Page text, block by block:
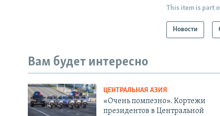
This item is part
Новости
Вам будет интересно
ЦЕНТРАЛЬНАЯ АЗИЯ
«Очень помпезно». Кортежи
президентов в Центральной